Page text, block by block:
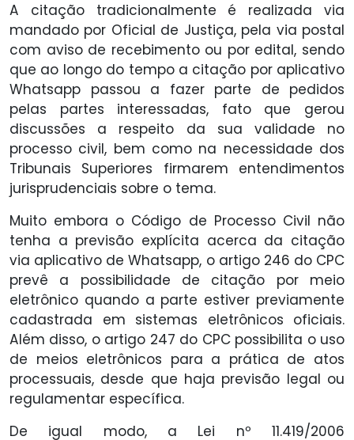
A citação tradicionalmente é realizada via
mandado por Oficial de Justiça, pela via postal
com aviso de recebimento ou por edital, sendo
que ao longo do tempo a citação por aplicativo
Whatsapp passou a fazer parte de pedidos
pelas partes interessadas, fato que gerou
discussões a respeito da sua validade no
processo civil, bem como na necessidade dos
Tribunais Superiores firmarem entendimentos
jurisprudenciais sobre o tema.
Muito embora o Código de Processo Civil não
tenha a previsão explícita acerca da citação
via aplicativo de Whatsapp, o artigo 246 do CPC
prevê a possibilidade de citação por meio
eletrônico quando a parte estiver previamente
cadastrada em sistemas eletrônicos oficiais.
Além disso, o artigo 247 do CPC possibilita o uso
de meios eletrônicos para a prática de atos
processuais, desde que haja previsão legal ou
regulamentar específica.
De igual modo, a Lei nº 11.419/2006